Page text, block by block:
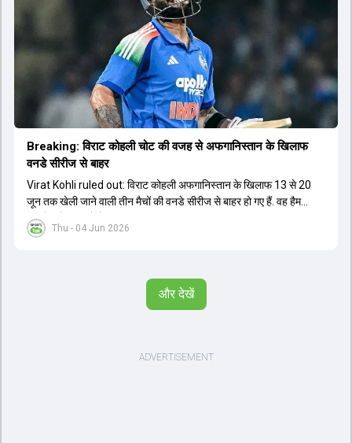
Thu - 04 Jun 2026
Breaking: विराट कोहली चोट की वजह से अफगान‍िस्तान के ख‍िलाफ
वनडे सीरीज से बाहर
Virat Kohli ruled out: विराट कोहली अफगान‍िस्तान के ख‍िलाफ 13 से 20
जून तक खेली जाने वाली तीन मैचों की वनडे सीरीज से बाहर हो गए हैं. वह हैमस्ट्रिंग
की चोट से जूझ रहे हैं.
और देखें